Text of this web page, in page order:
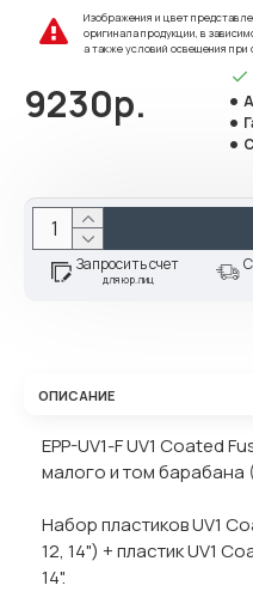
Изображения и цвет
оригинала продукции, в
а также условий освещения при
9230р.
Запросить счет
для юр.лиц
ОПИСАНИЕ
EPP-UV1-F UV1 Coated
малого и том барабана
Набор пластиков UV1
12, 14") + пластик UV1
14".